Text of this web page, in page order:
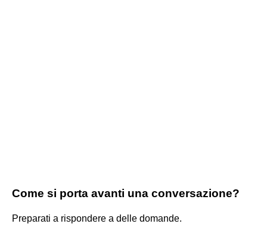
Come si porta avanti una conversazione?
Preparati a rispondere a delle domande.